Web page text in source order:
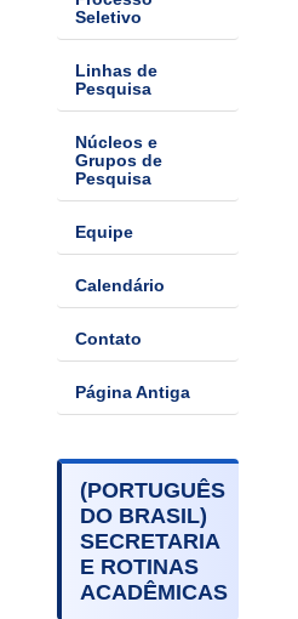
Seletivo
Linhas de
Pesquisa
Núcleos e
Grupos de
Pesquisa
Equipe
Calendário
Contato
Página Antiga
(PORTUGUÊS
DO BRASIL)
SECRETARIA
E ROTINAS
ACADÊMICAS